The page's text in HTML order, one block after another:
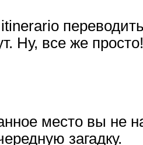
Ну, все же
место вы не
загадку.